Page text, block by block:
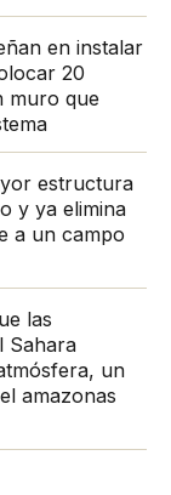
en instalar
20
muro que
estructura
y ya elimina
a un campo
las
Sahara
un
amazonas